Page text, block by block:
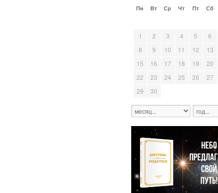
Пн Вт Ср Чт Пт Сб
1
2 3 4 5 6
8
9 10 11 12 13
15
16 17 18 19 20
22
23 24 25 26 27
29
30